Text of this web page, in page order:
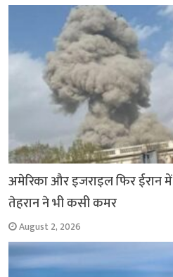
अमेरिका और इजराइल फिर ईरान
तेहरान ने भी कसी कमर
August 2, 2026